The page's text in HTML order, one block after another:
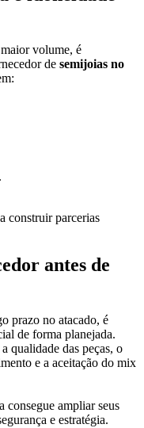
volume, é
de semijoias no
construir parcerias
antes de
prazo no atacado, é
de forma planejada.
qualidade das peças, o
e a aceitação do mix
consegue ampliar seus
e estratégia.